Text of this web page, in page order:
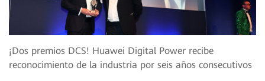
¡Dos premios DCS! Huawei Digital Power recibe
reconocimiento de la industria por seis años consecutivos